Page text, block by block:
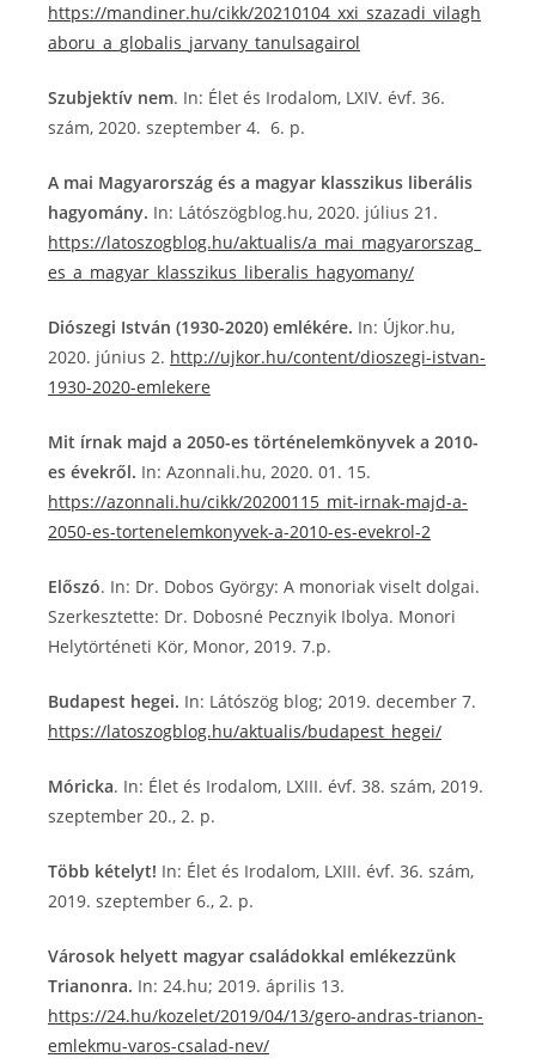
https://mandiner.hu/cikk/20210104_xxi_szazadi_vilagh
aboru_a_globalis_jarvany_tanulsagairol
Szubjektív nem. In: Élet és Irodalom, LXIV. évf. 36.
szám, 2020. szeptember 4. 6. p.
A mai Magyarország és a magyar klasszikus liberális
hagyomány. In: Látószögblog.hu, 2020. július 21.
https://latoszogblog.hu/aktualis/a_mai_magyarorszag_
es_a_magyar_klasszikus_liberalis_hagyomany/
Diószegi István (1930-2020) emlékére. In: Újkor.hu,
2020. június 2. http://ujkor.hu/content/dioszegi-istvan-
1930-2020-emlekere
Mit írnak majd a 2050-es történelemkönyvek a 2010-
es évekről. In: Azonnali.hu, 2020. 01. 15.
https://azonnali.hu/cikk/20200115_mit-irnak-majd-a-
2050-es-tortenelemkonyvek-a-2010-es-evekrol-2
Előszó. In: Dr. Dobos György: A monoriak viselt dolgai.
Szerkesztette: Dr. Dobosné Pecznyik Ibolya. Monori
Helytörténeti Kör, Monor, 2019. 7.p.
Budapest hegei. In: Látószög blog; 2019. december 7.
https://latoszogblog.hu/aktualis/budapest_hegei/
Móricka. In: Élet és Irodalom, LXIII. évf. 38. szám, 2019.
szeptember 20., 2. p.
Több kételyt! In: Élet és Irodalom, LXIII. évf. 36. szám,
2019. szeptember 6., 2. p.
Városok helyett magyar családokkal emlékezzünk
Trianonra. In: 24.hu; 2019. április 13.
https://24.hu/kozelet/2019/04/13/gero-andras-trianon-
emlekmu-varos-csalad-nev/